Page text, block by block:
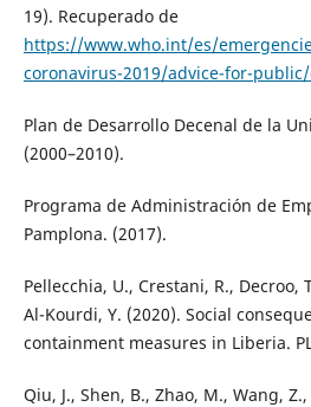
19). Recuperado de
https://www.who.int/es/
coronavirus-2019/advice-for-
Plan de Desarrollo Decenal de la
(2000–2010).
Programa de Administración de
Pamplona. (2017).
Pellecchia, U., Crestani, R., Decroo,
Al-Kourdi, Y. (2020). Social
containment measures in Liberia.
Qiu, J., Shen, B., Zhao, M., Wang,